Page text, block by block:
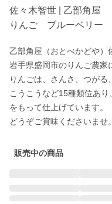
佐々木智世 | 乙部角屋
りんご ブルーベリー
乙部角屋（おとべかどや）
岩手県盛岡市のりんご農家
りんごは、さんさ、つがる
こうこうなど15種類位あ
をもって仕上げています。
販売中の商品